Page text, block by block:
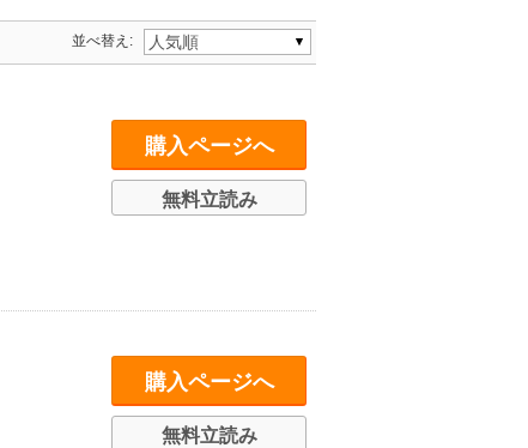
並べ替え:
購入ページへ
無料立読み
購入ページへ
無料立読み